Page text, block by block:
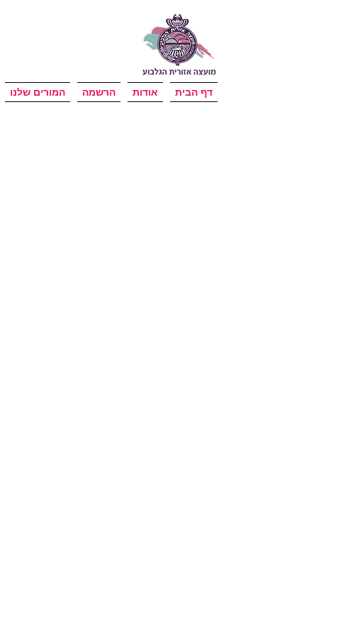
המורים שלנו הרשמה אודות דף הבית